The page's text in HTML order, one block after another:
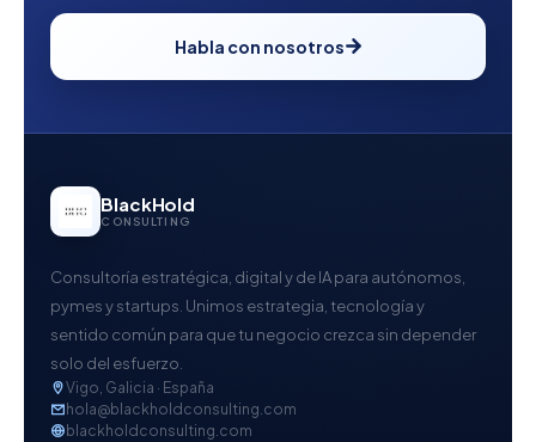
Habla con nosotros
BlackHold
CONSULTING
Consultoría estratégica, digital y de IA para autónomos,
pymes y startups. Unimos estrategia, tecnología y
sentido común para que tu negocio crezca sin depender
solo del esfuerzo.
Vigo, Galicia · España
hola@blackholdconsulting.com
blackholdconsulting.com